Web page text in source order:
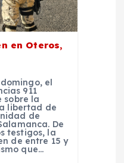
en Oteros,
el
911
sobre la
libertad de
de
De
testigos, la
de entre 15 y
que…